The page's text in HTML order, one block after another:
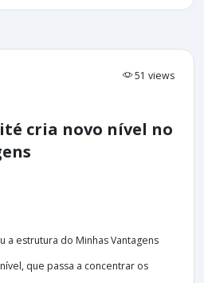
51 views
cria novo nível no
a estrutura do Minhas Vantagens
que passa a concentrar os